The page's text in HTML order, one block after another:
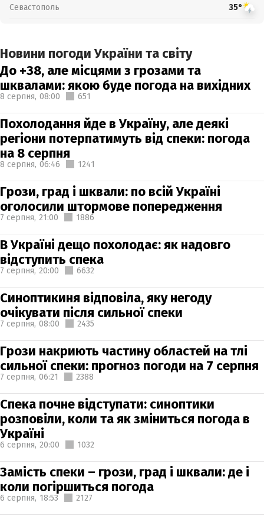
Севастополь 35°
Новини погоди України та світу
До +38, але місцями з грозами та
шквалами: якою буде погода на вихідних
8 серпня, 08:00 651
Похолодання йде в Україну, але деякі
регіони потерпатимуть від спеки: погода
на 8 серпня
8 серпня, 06:46 1241
Грози, град і шквали: по всій Україні
оголосили штормове попередження
7 серпня, 21:00 1886
В Україні дещо похолодає: як надовго
відступить спека
7 серпня, 20:00 6632
Синоптикиня відповіла, яку негоду
очікувати після сильної спеки
7 серпня, 08:00 2435
Грози накриють частину областей на тлі
сильної спеки: прогноз погоди на 7 серпня
7 серпня, 06:21 2388
Спека почне відступати: синоптики
розповіли, коли та як зміниться погода в
Україні
6 серпня, 20:00 1032
Замість спеки – грози, град і шквали: де і
коли погіршиться погода
6 серпня, 18:53 2127